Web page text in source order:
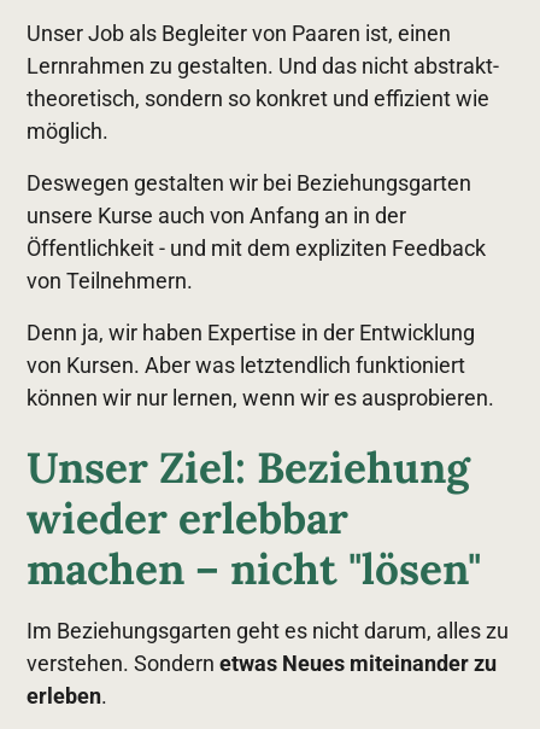
Unser Job als Begleiter von Paaren ist, einen
Lernrahmen zu gestalten. Und das nicht abstrakt-
theoretisch, sondern so konkret und effizient wie
möglich.
Deswegen gestalten wir bei Beziehungsgarten
unsere Kurse auch von Anfang an in der
Öffentlichkeit - und mit dem expliziten Feedback
von Teilnehmern.
Denn ja, wir haben Expertise in der Entwicklung
von Kursen. Aber was letztendlich funktioniert
können wir nur lernen, wenn wir es ausprobieren.
Unser Ziel: Beziehung
wieder erlebbar
machen – nicht "lösen"
Im Beziehungsgarten geht es nicht darum, alles zu
verstehen. Sondernetwas Neues miteinander zu
erleben.